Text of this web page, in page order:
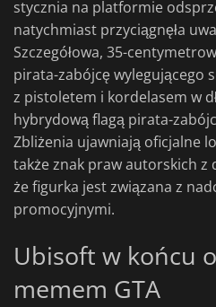
stycznia na platformie
natychmiast przyciągnęła
Szczegółowa, 35-
pirata-zabójcę wylegującego
z pistoletem i kordelasem w
hybrydową flagą pirata-
Zbliżenia ujawniają oficjalne
także znak praw autorskich z
że figurka jest związana z
promocyjnymi.
Ubisoft w końcu
memem GTA